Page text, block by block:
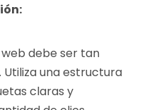
debe ser tan
una estructura
claras y